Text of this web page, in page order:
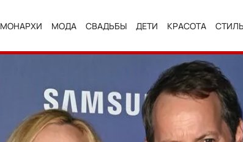
МОНАРХИ МОДА СВАДЬБЫ ДЕТИ КРАСОТА